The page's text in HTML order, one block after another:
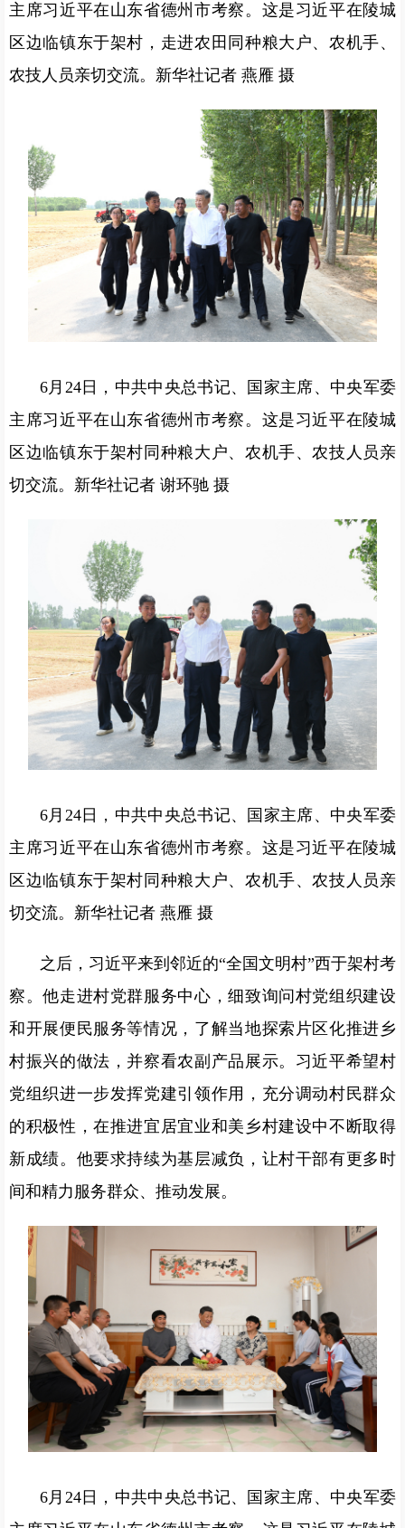
主席习近平在山东省德州市考察。这是习近平在陵城
区边临镇东于架村，走进农田同种粮大户、农机手、
农技人员亲切交流。新华社记者 燕雁 摄
6月24日，中共中央总书记、国家主席、中央军委
主席习近平在山东省德州市考察。这是习近平在陵城
区边临镇东于架村同种粮大户、农机手、农技人员亲
切交流。新华社记者 谢环驰 摄
6月24日，中共中央总书记、国家主席、中央军委
主席习近平在山东省德州市考察。这是习近平在陵城
区边临镇东于架村同种粮大户、农机手、农技人员亲
切交流。新华社记者 燕雁 摄
之后，习近平来到邻近的“全国文明村”西于架村考
察。他走进村党群服务中心，细致询问村党组织建设
和开展便民服务等情况，了解当地探索片区化推进乡
村振兴的做法，并察看农副产品展示。习近平希望村
党组织进一步发挥党建引领作用，充分调动村民群众
的积极性，在推进宜居宜业和美乡村建设中不断取得
新成绩。他要求持续为基层减负，让村干部有更多时
间和精力服务群众、推动发展。
6月24日，中共中央总书记、国家主席、中央军委